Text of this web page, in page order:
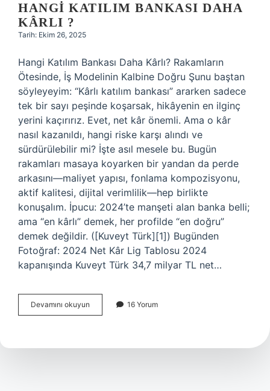
HANGI KATILIM BANKASI DAHA
KÂRLI ?
Tarih: Ekim 26, 2025
Hangi Katılım Bankası Daha Kârlı? Rakamların
Ötesinde, İş Modelinin Kalbine Doğru Şunu baştan
söyleyeyim: “Kârlı katılım bankası” ararken sadece
tek bir sayı peşinde koşarsak, hikâyenin en ilginç
yerini kaçırırız. Evet, net kâr önemli. Ama o kâr
nasıl kazanıldı, hangi riske karşı alındı ve
sürdürülebilir mi? İşte asıl mesele bu. Bugün
rakamları masaya koyarken bir yandan da perde
arkasını—maliyet yapısı, fonlama kompozisyonu,
aktif kalitesi, dijital verimlilik—hep birlikte
konuşalım. İpucu: 2024’te manşeti alan banka belli;
ama “en kârlı” demek, her profilde “en doğru”
demek değildir. ([Kuveyt Türk][1]) Bugünden
Fotoğraf: 2024 Net Kâr Lig Tablosu 2024
kapanışında Kuveyt Türk 34,7 milyar TL net…
Devamını okuyun
Katılım
kârlı
16 Yorum